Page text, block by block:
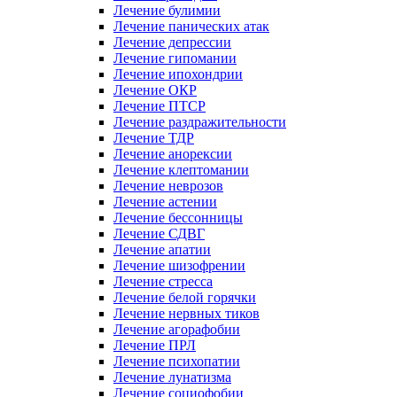
Лечение булимии
Лечение панических атак
Лечение депрессии
Лечение гипомании
Лечение ипохондрии
Лечение ОКР
Лечение ПТСР
Лечение раздражительности
Лечение ТДР
Лечение анорексии
Лечение клептомании
Лечение неврозов
Лечение астении
Лечение бессонницы
Лечение СДВГ
Лечение апатии
Лечение шизофрении
Лечение стресса
Лечение белой горячки
Лечение нервных тиков
Лечение агорафобии
Лечение ПРЛ
Лечение психопатии
Лечение лунатизма
Лечение социофобии